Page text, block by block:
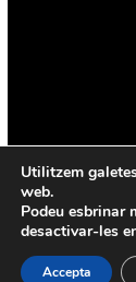
Utilitzem
web.
Podeu esbrinar
desactivar-les
Accepta